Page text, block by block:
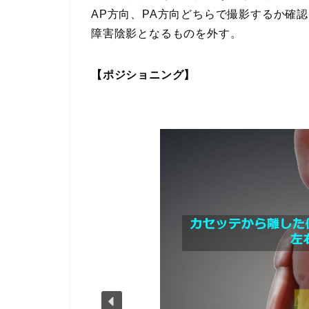
AP方向、PA方向どちらで撮影するか確
障害陰影となるものを外す。
【ポジショニング】